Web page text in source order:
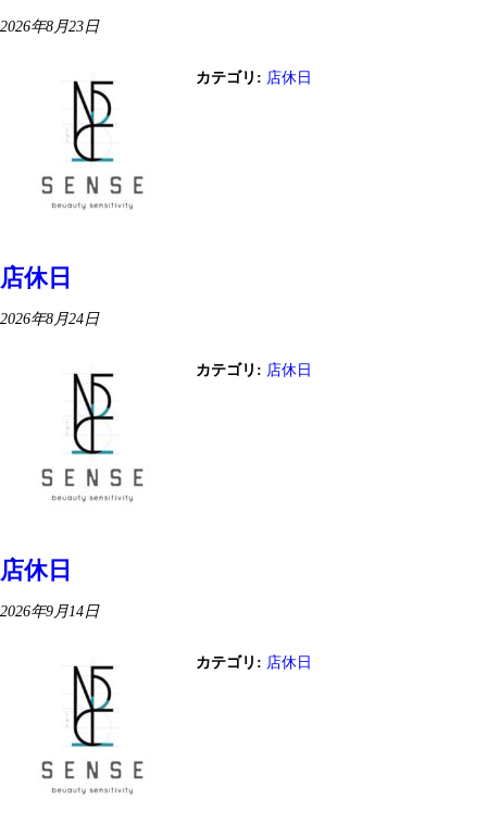
2026年8月23日
カテゴリ: 店休日
店休日
2026年8月24日
カテゴリ: 店休日
店休日
2026年9月14日
カテゴリ: 店休日